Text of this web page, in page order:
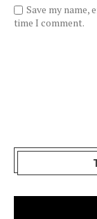
Save my name,
time I comment.